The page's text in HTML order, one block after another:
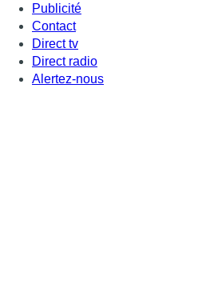
Publicité
Contact
Direct tv
Direct radio
Alertez-nous